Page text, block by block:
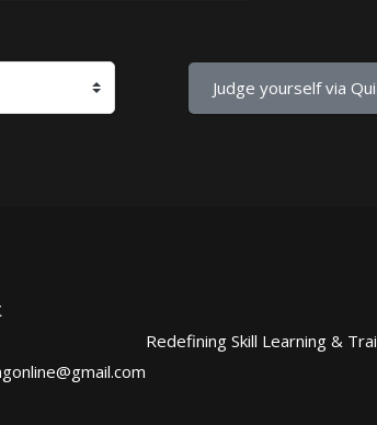
Judge yourself via
Redefining Skill Learning &